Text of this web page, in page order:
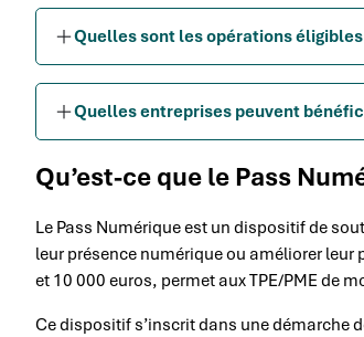
Quelles sont les opérations
Quelles entreprises peuvent
Qu’est-ce que le Pass
Le Pass Numérique est un dispositif de
leur présence numérique ou améliorer
et 10 000 euros, permet aux TPE/PME de
Ce dispositif s’inscrit dans une démarche